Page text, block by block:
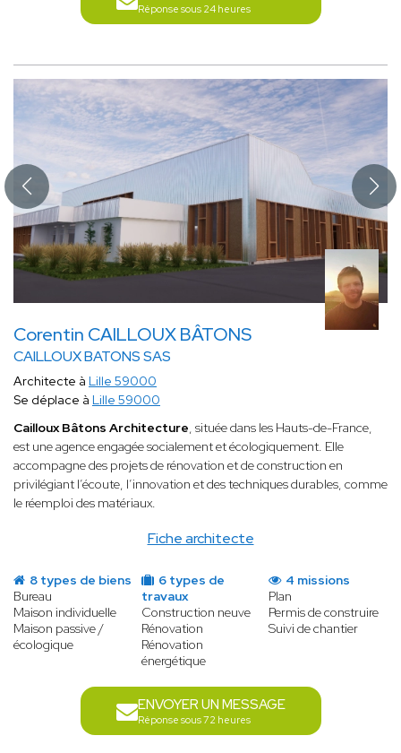
Réponse sous 24 heures
Corentin CAILLOUX BÂTONS
CAILLOUX BATONS SAS
Fiche architecte
Architecte à Lille 59000
Se déplace à Lille 59000
Cailloux Bâtons Architecture, située dans les Hauts-de-France,
est une agence engagée socialement et écologiquement. Elle
accompagne des projets de rénovation et de construction en
privilégiant l’écoute, l’innovation et des techniques durables, comme
le réemploi des matériaux.
8 types de biens
Bureau
Maison individuelle
Maison passive /
écologique
6 types de
travaux
Construction neuve
Rénovation
Rénovation
énergétique
4 missions
Plan
Permis de construire
Suivi de chantier
ENVOYER UN MESSAGE
Réponse sous 72 heures